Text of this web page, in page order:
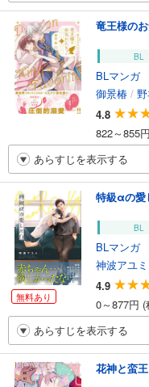
竜王様の
BL
BLマンガ
御景椿 /
4.8
822～855
あらすじを表示する
無料あり
特級αの
BL
BLマンガ
神波アユミ
4.9
0～877円 (
あらすじを表示する
花神と蛮王